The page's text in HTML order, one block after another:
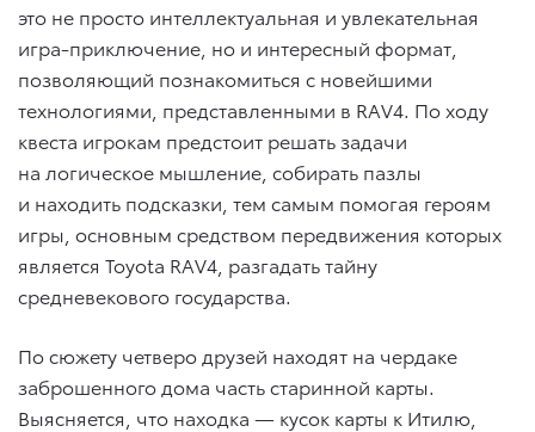
это не просто интеллектуальная и увлекательная
игра-приключение, но и интересный формат,
позволяющий познакомиться с новейшими
технологиями, представленными в RAV4. По ходу
квеста игрокам предстоит решать задачи
на логическое мышление, собирать пазлы
и находить подсказки, тем самым помогая героям
игры, основным средством передвижения которых
является Toyota RAV4, разгадать тайну
средневекового государства.
По сюжету четверо друзей находят на чердаке
заброшенного дома часть старинной карты.
Выясняется, что находка — кусок карты к Итилю,